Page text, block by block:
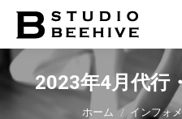
2023年4月代行
You are here:ホーム インフォ